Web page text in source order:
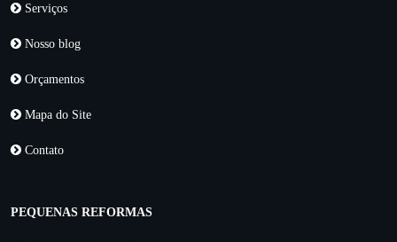
Serviços
Nosso blog
Orçamentos
Mapa do Site
Contato
PEQUENAS REFORMAS